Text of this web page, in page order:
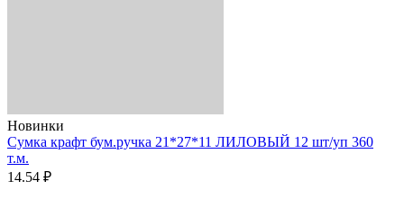
Новинки
Сумка крафт бум.ручка 21*27*11 ЛИЛОВЫЙ 12 шт/уп 360
т.м.
14.54 ₽